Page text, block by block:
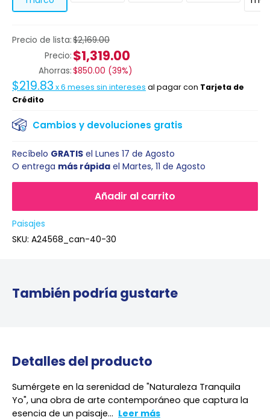
Precio de lista:$2,169.00
Precio: $1,319.00
Ahorras:$850.00 (39%)
$219.83 x6 meses sin intereses al pagar con Tarjeta de
Crédito
Cambios y devoluciones gratis
Añadir al carrito
Recíbelo GRATIS el Lunes 17 de Agosto
O entrega más rápida el Martes, 11 de Agosto
Paisajes
SKU: A24568_can-40-30
También podría gustarte
Detalles del producto
Sumérgete en la serenidad de "Naturaleza Tranquila
Yo", una obra de arte contemporáneo que captura la
esencia de un paisaje... Leer más